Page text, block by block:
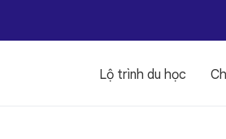
Lộ trình du học